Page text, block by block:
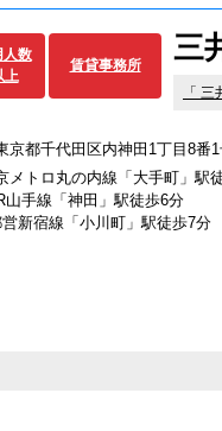
人数
上
賃貸事務所 三
「 三
京都千代田区内神田1丁目8番
メトロ丸の内線「大手町」駅
山手線「神田」駅徒歩6分
新宿線「小川町」駅徒歩7分